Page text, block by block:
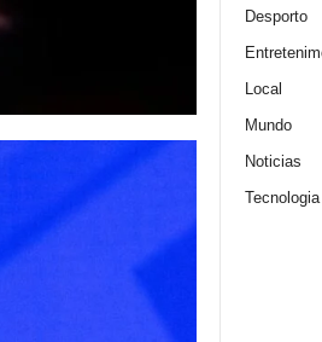
Desporto
Local
Mundo
Noticias
Tecnologia